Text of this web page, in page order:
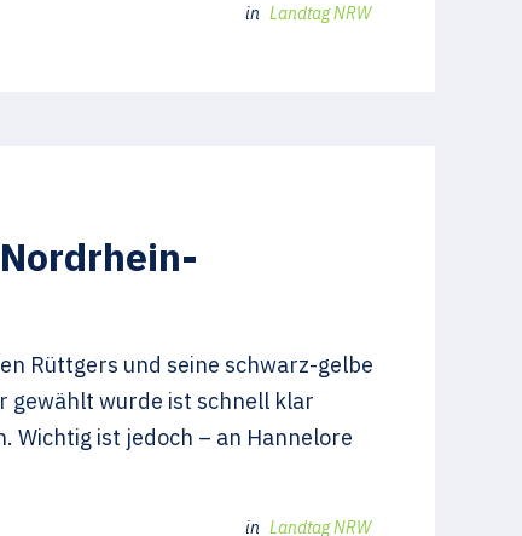
in Landtag NRW
Rüttgers und seine schwarz-gelbe
gewählt wurde ist schnell klar
Wichtig ist jedoch – an Hannelore
in Landtag NRW